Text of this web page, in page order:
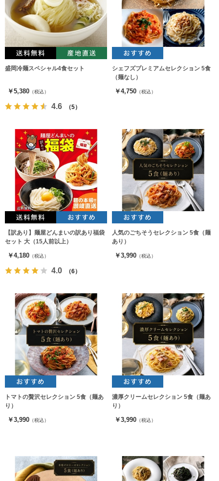
盛岡冷麺スペシャル4食セット
￥5,380 （税込）
4.6 （5）
シェフズプレミアムセレクション 5食
（麺なし）
￥4,750 （税込）
【訳あり】麺屋どんまいの訳あり福袋
セット 大（15人前以上）
￥4,180 （税込）
4.0 （6）
人気のごちそうセレクション 5食（麺
あり）
￥3,990 （税込）
トマトの贅沢セレクション 5食（麺あ
り）
￥3,990 （税込）
濃厚クリームセレクション 5食（麺あ
り）
￥3,990 （税込）